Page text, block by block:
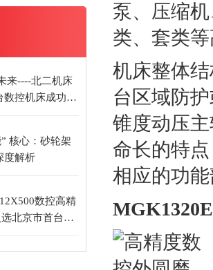
来----北二机床
数控机床成功发
核心：砂轮架
度解析
数控高精
泵、压缩
类、套类
机床整体
台区域防
锥度动压
命长的特
相应的功
MGK1320E